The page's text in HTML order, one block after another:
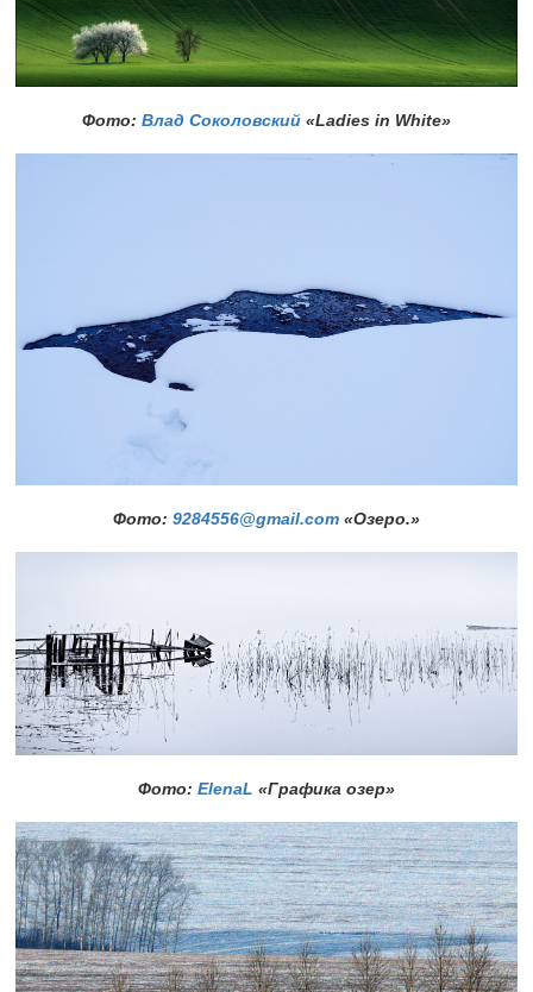
Фото: Влад Соколовский «Ladies in White»
Фото: 9284556@gmail.com «Озеро.»
Фото: ElenaL «Графика озер»